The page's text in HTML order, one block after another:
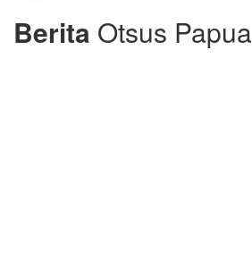
Berita Otsus Papua